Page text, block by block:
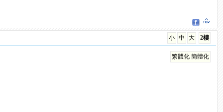
2樓
大
中
小
繁體化 簡體化